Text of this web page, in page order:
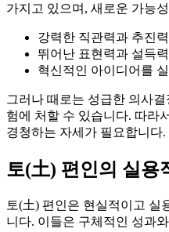
가지고 있으며, 새로운 가능
강력한 직관력과 추진
뛰어난 표현력과 설득
혁신적인 아이디어를
그러나 때로는 성급한 의사
험에 처할 수 있습니다. 따라
경청하는 자세가 필요합니다.
토(土) 편인의 실용
토(土) 편인은 현실적이고 실
니다. 이들은 구체적인 성과